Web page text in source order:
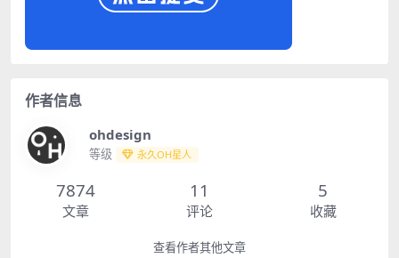
作者信息
ohdesign
等级 永久OH星人
7874
文章
11
评论
5
收藏
查看作者其他文章